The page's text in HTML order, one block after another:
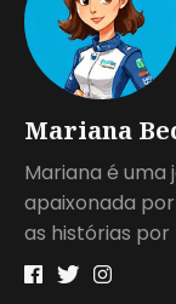
Mariana
Mariana é uma
apaixonada
as histórias por